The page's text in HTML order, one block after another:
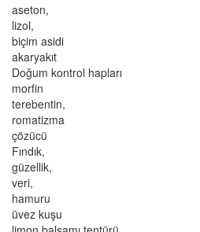
aseton,
lizol,
biçim asidi
akaryakıt
Doğum kontrol hapları
morfin
terebentin,
romatizma
çözücü
Fındık,
güzellik,
veri,
hamuru
üvez kuşu